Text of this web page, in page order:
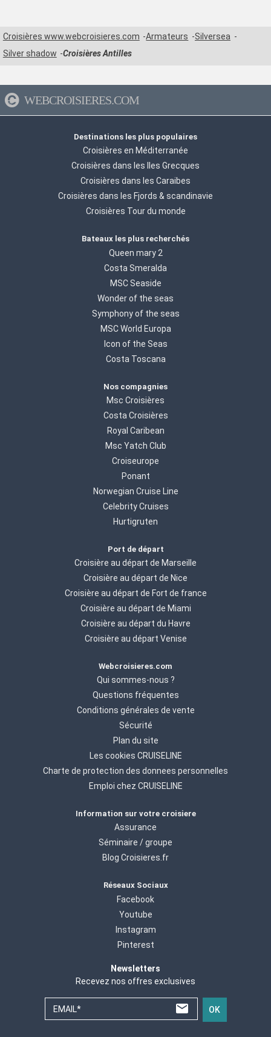
Croisières www.webcroisieres.com Armateurs
Silversea
Silver shadow
Croisières Antilles
WEBCROISIERES.COM
Destinations les plus populaires
Croisières en Méditerranée
Croisières dans les Iles Grecques
Croisières dans les Caraibes
Croisières dans les Fjords & scandinavie
Croisières Tour du monde
Bateaux les plus recherchés
Queen mary 2
Costa Smeralda
MSC Seaside
Wonder of the seas
Symphony of the seas
MSC World Europa
Icon of the Seas
Costa Toscana
Nos compagnies
Msc Croisières
Costa Croisières
Royal Caribean
Msc Yatch Club
Croiseurope
Ponant
Norwegian Cruise Line
Celebrity Cruises
Hurtigruten
Port de départ
Croisière au départ de Marseille
Croisière au départ de Nice
Croisière au départ de Fort de france
Croisière au départ de Miami
Croisière au départ du Havre
Croisière au départ Venise
Webcroisieres.com
Qui sommes-nous ?
Questions fréquentes
Conditions générales de vente
Sécurité
Plan du site
Les cookies CRUISELINE
Charte de protection des donnees personnelles
Emploi chez CRUISELINE
Information sur votre croisiere
Assurance
Séminaire / groupe
Blog Croisieres.fr
Réseaux Sociaux
Facebook
Youtube
Instagram
Pinterest
Newsletters
Recevez nos offres exclusives
EMAIL* OK